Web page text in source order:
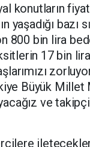
konutların
yaşadığı bazı
800 bin lira
17 bin
Büyük
ve